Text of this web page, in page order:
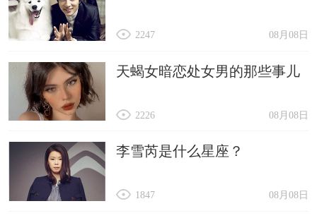
08月08日
2247
天蝎女暗恋处女男的那些事儿
08月08日
2226
李雪芮是什么星座？
08月08日
1847